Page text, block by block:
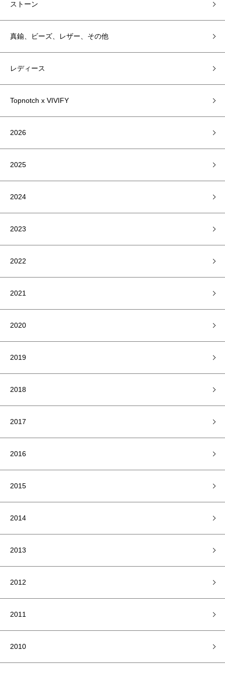
ストーン
真鍮、ビーズ、レザー、その他
レディース
Topnotch x VIVIFY
2026
2025
2024
2023
2022
2021
2020
2019
2018
2017
2016
2015
2014
2013
2012
2011
2010